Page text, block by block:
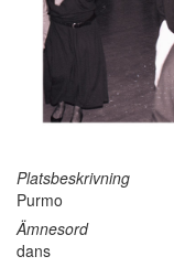
Platsbeskrivning
Purmo
Ämnesord
dans